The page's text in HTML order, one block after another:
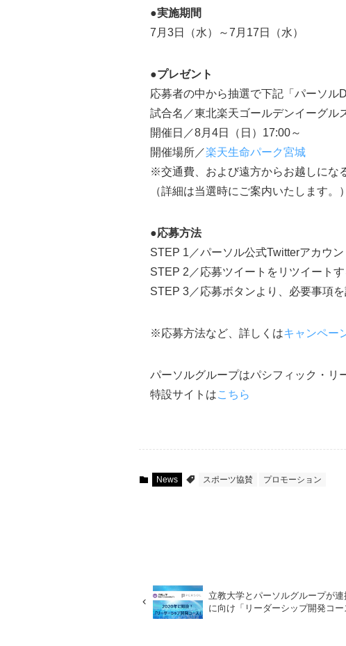
●実施期間
7月3日（水）～7月17日（水）
●プレゼント
応募者の中から抽選で下記「パーソル
試合名／東北楽天ゴールデンイーグル
開催日／8月4日（日）17:00～
開催場所／楽天生命パーク宮城
※交通費、および遠方からお越しにな
（詳細は当選時にご案内いたします。）
●応募方法
STEP 1／パーソル公式Twitterアカウ
STEP 2／応募ツイートをリツイートす
STEP 3／応募ボタンより、必要事項
※応募方法など、詳しくはキャンペー
パーソルグループはパシフィック・リ
特設サイトはこちら
News スポーツ協賛 プロモーション
立教大学とパーソルグループが
に向け「リーダーシップ開発コー